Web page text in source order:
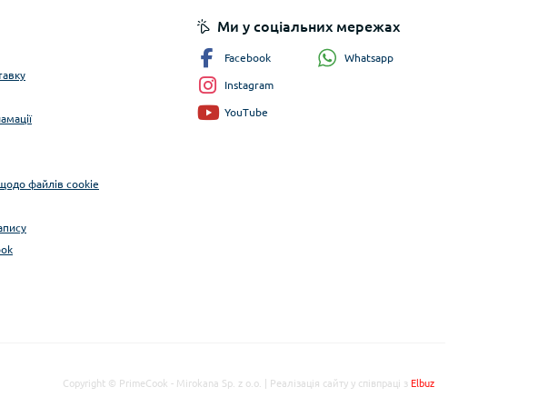
файлів cookie
Ми у соціальних мережах
Facebook
Instagram
YouTube
Whatsapp
Copyright © PrimeCook - Mirokana Sp. z o.o. | Реалізація сайту у співпраці з Elbuz